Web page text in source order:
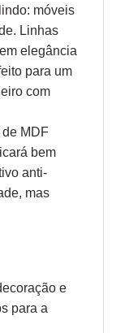
móveis
Linhas
elegância
para um
com
MDF
bem
anti-
mas
e
para a